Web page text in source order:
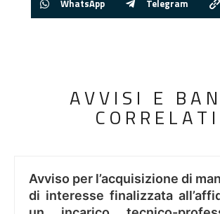
WhatsApp Telegram
AVVISI E
CORRELATI
Avviso per l’acquisizione di
di interesse finalizzata